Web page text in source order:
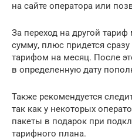
на сайте оператора или
За переход на другой
сумму, плюс придется
тарифом на месяц. После
в определенную дату
Также рекомендуется
так как у некоторых
пакеты в подарок при
тарифного плана.